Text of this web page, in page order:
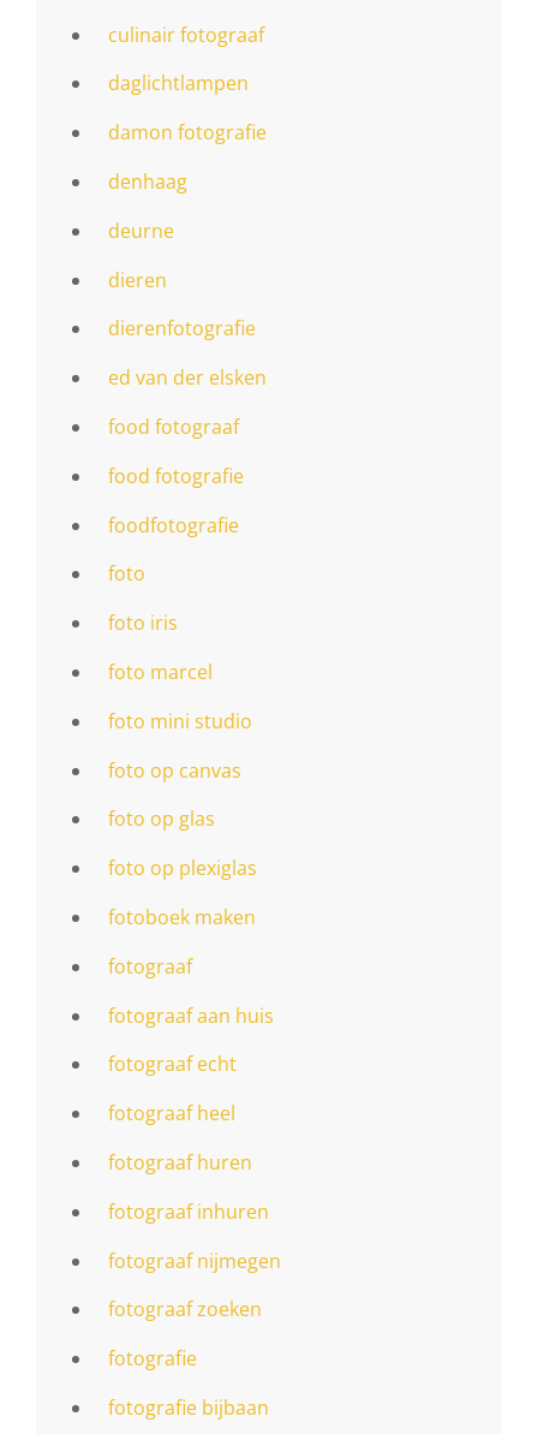
culinair fotograaf
daglichtlampen
damon fotografie
denhaag
deurne
dieren
dierenfotografie
ed van der elsken
food fotograaf
food fotografie
foodfotografie
foto
foto iris
foto marcel
foto mini studio
foto op canvas
foto op glas
foto op plexiglas
fotoboek maken
fotograaf
fotograaf aan huis
fotograaf echt
fotograaf heel
fotograaf huren
fotograaf inhuren
fotograaf nijmegen
fotograaf zoeken
fotografie
fotografie bijbaan